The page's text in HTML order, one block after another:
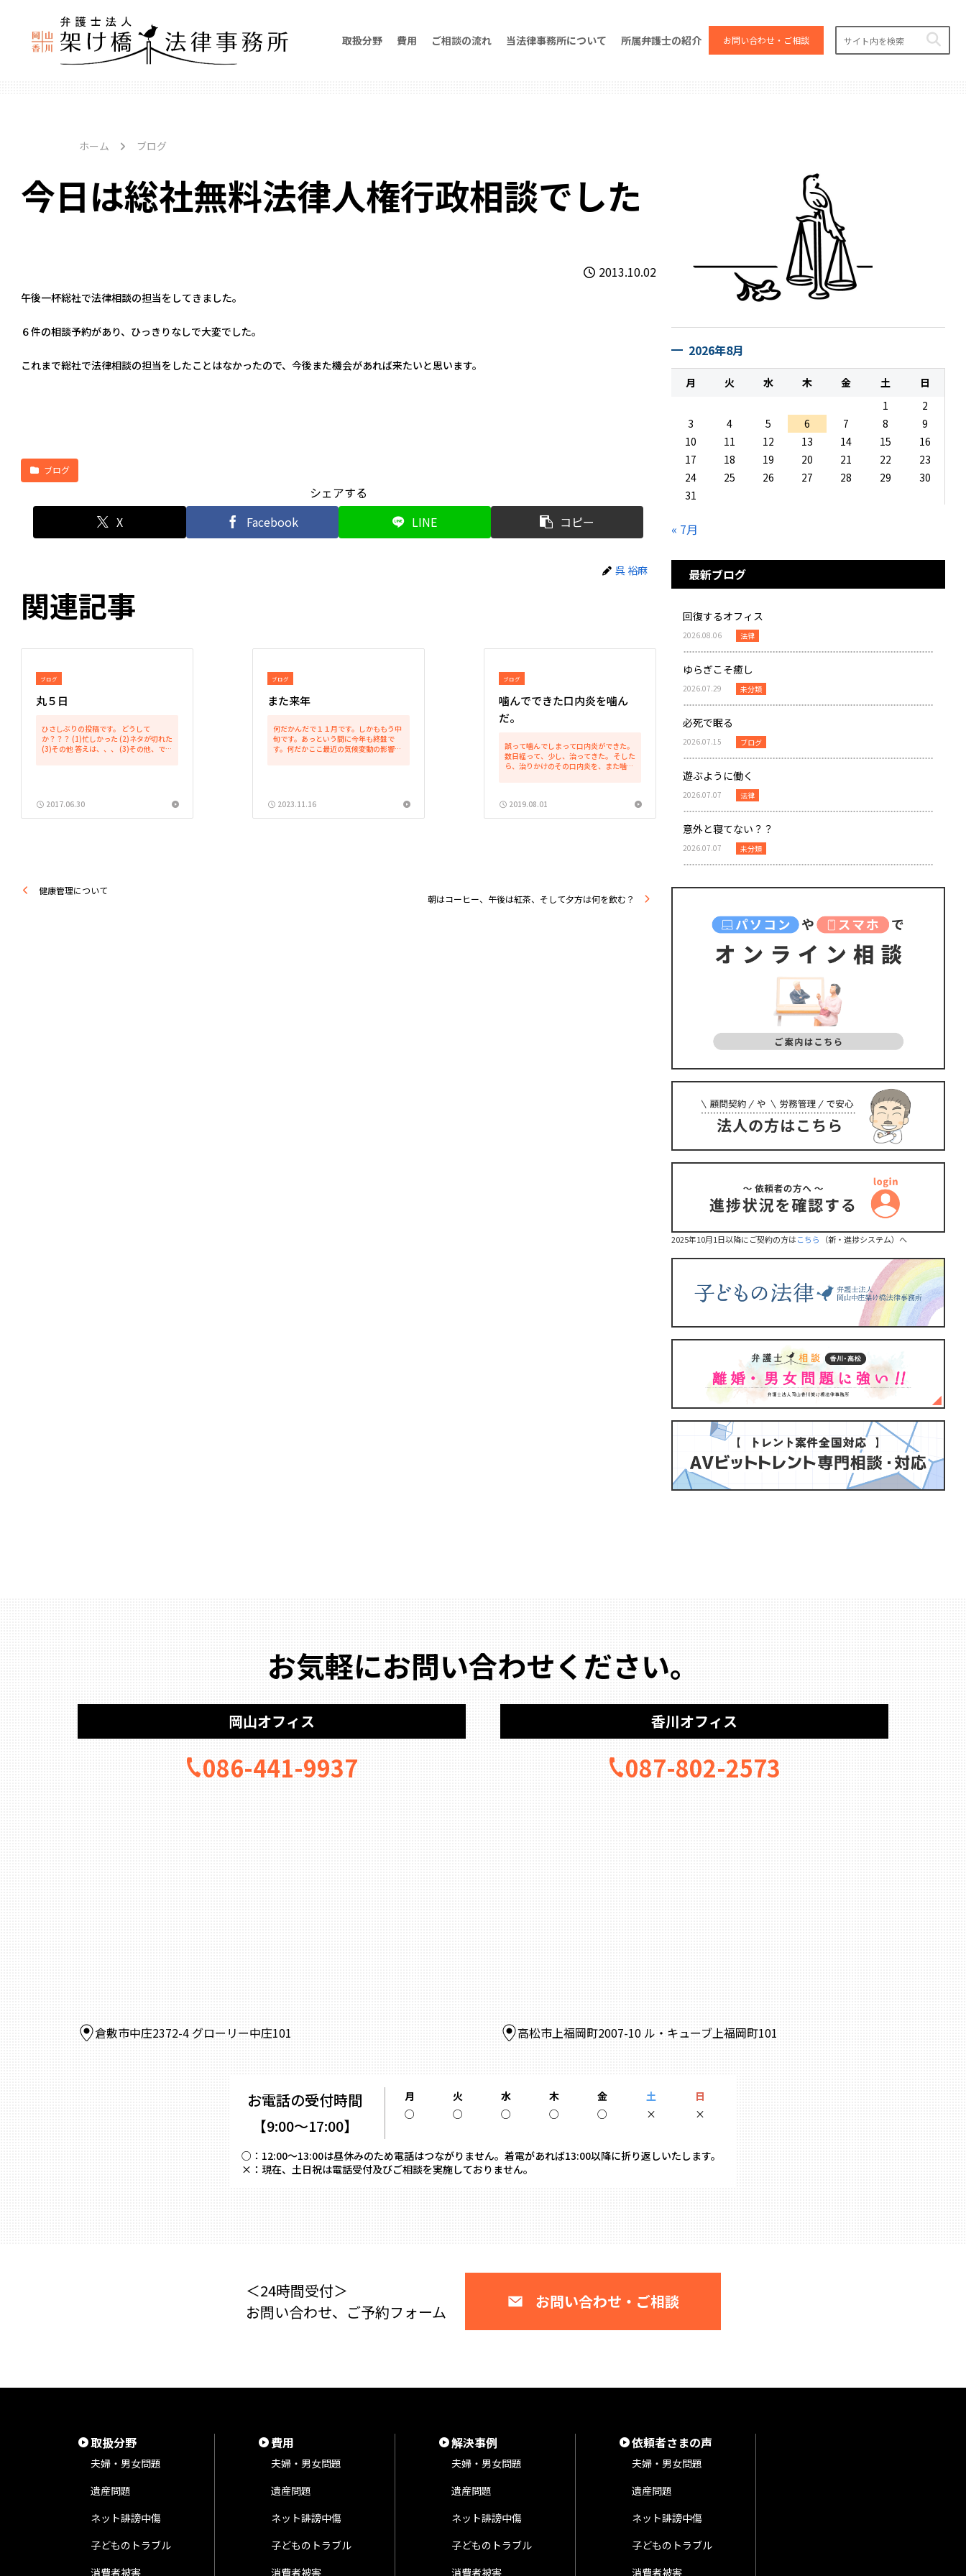
取扱分野 費用 ご相談の流れ 当法律事務所について 所属弁護士の紹介 お問い合わせ・ご相談
ホーム ブログ
今日は総社無料法律人権行政相談でした
2013.10.02
午後一杯総社で法律相談の担当をしてきました。
６件の相談予約があり、ひっきりなしで大変でした。
これまで総社で法律相談の担当をしたことはなかったので、今後また機会があれば来たいと思います。
ブログ
シェアする
X
Facebook LINE コピー
呉 裕麻
関連記事
ブログ
丸５日
ひさしぶりの投稿です。 どうして
か？？？ (1)忙しかった (2)ネタが切れた
(3)その他 答えは、、、 (3)その他、で
2017.06.30
ブログ
また来年
何だかんだで１１月です。しかももう中
旬です。あっという間に今年も終盤で
す。何だかここ最近の気候変動の影響の
2023.11.16
ブログ
噛んでできた口内炎を噛ん
だ。
誤って噛んでしまって口内炎ができた。
数日経って、少し、治ってきた。 そした
ら、治りかけのその口内炎を、また噛ん
内心 「再度噛...
2019.08.01
健康管理について
朝はコーヒー、午後は紅茶、そして夕方は何を飲む？
2026年8月
月 火 水 木 金 土
日
1
2
3
4 5 6 7 8
9
10
11 12 13 14 15
16
17
18 19 20 21 22
23
24
25 26 27 28 29
30
31
« 7月
最新ブログ
回復するオフィス
2026.08.06 法律
ゆらぎこそ癒し
2026.07.29 未分類
必死で眠る
2026.07.15 ブログ
遊ぶように働く
2026.07.07 法律
意外と寝てない？？
2026.07.07 未分類
2025年10月1日以降にご契約の方はこちら （新・進捗システム）へ
お気軽にお問い合わせください。
岡山オフィス
086-441-9937
倉敷市中庄2372-4 グローリー中庄101
香川オフィス
087-802-2573
高松市上福岡町2007-10 ル・キューブ上福岡町101
お電話の受付時間
【9:00～17:00】
月 火 水 木 金 土
日
○
○ ○ ○ ○ × ×
○： 12:00～13:00は昼休みのため電話はつながりません。着電があれば13:00以降に折り返しいたします。
×： 現在、土日祝は電話受付及びご相談を実施しておりません。
＜24時間受付＞
お問い合わせ、ご予約フォーム
お問い合わせ・ご相談
取扱分野
夫婦・男女問題
遺産問題
ネット誹謗中傷
子どものトラブル
消費者被害
費用
夫婦・男女問題
遺産問題
ネット誹謗中傷
子どものトラブル
消費者被害
解決事例
夫婦・男女問題
遺産問題
ネット誹謗中傷
子どものトラブル
消費者被害
依頼者さまの声
夫婦・男女問題
遺産問題
ネット誹謗中傷
子どものトラブル
消費者被害